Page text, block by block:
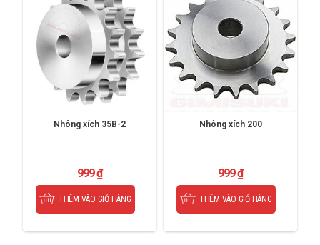
Nhông xích 35B-2
999₫
THÊM VÀO GIỎ HÀNG
Nhông xích 200
999₫
THÊM VÀO GIỎ HÀNG